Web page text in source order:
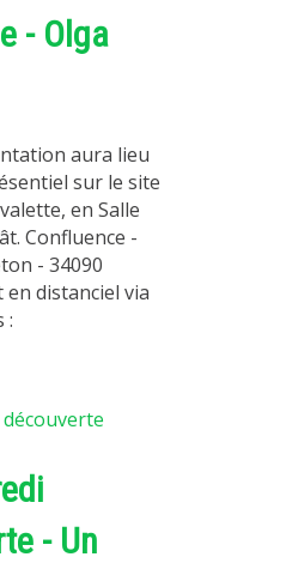
- Olga
aura lieu
sur le site
en Salle
Confluence -
- 34090
distanciel via
:
- Un